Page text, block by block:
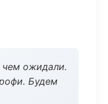
чем ожидали.
Будем